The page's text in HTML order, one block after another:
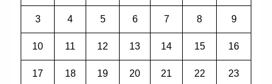
3 4 5 6 7 8 9
10 11 12 13 14 15 16
17 18 19 20 21 22 23